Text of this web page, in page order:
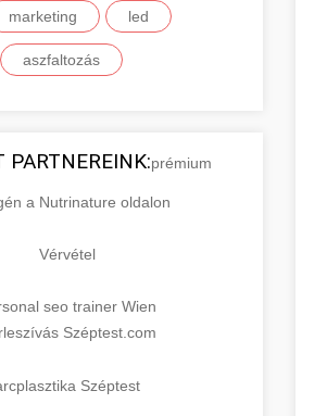
marketing led
aszfaltozás
PARTNEREINK:prémium
a Nutrinature oldalon
Vérvétel
seo trainer Wien
Széptest.com
Széptest